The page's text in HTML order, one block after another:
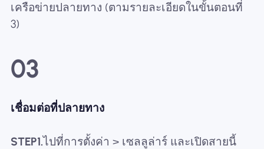
เครือข่ายปลายทาง (ตามรายละเอียดในขั้นตอนที่
3)
03
เชื่อมต่อที่ปลายทาง
STEP1.ไปที่การตั้งค่า > เซลลูล่าร์ และเปิดสายนี้